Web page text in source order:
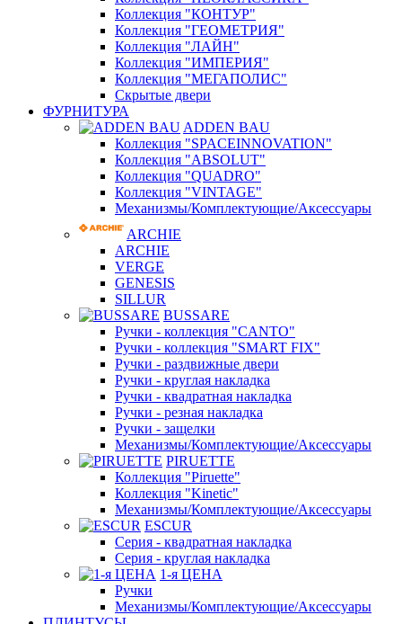
Коллекция "КОНТУР"
Коллекция "ГЕОМЕТРИЯ"
Коллекция "ЛАЙН"
Коллекция "ИМПЕРИЯ"
Коллекция "МЕГАПОЛИС"
Скрытые двери
ФУРНИТУРА
ADDEN BAU
Коллекция "SPACEINNOVATION"
Коллекция "ABSOLUT"
Коллекция "QUADRO"
Коллекция "VINTAGE"
Механизмы/Комплектующие/Аксессуары
ARCHIE
ARCHIE
VERGE
GENESIS
SILLUR
BUSSARE
Ручки - коллекция "CANTO"
Ручки - коллекция "SMART FIX"
Ручки - раздвижные двери
Ручки - круглая накладка
Ручки - квадратная накладка
Ручки - резная накладка
Ручки - защелки
Механизмы/Комплектующие/Аксессуары
PIRUETTE
Коллекция "Piruette"
Коллекция "Kinetic"
Механизмы/Комплектующие/Аксессуары
ESCUR
Серия - квадратная накладка
Серия - круглая накладка
1-я ЦЕНА
Ручки
Механизмы/Комплектующие/Аксессуары